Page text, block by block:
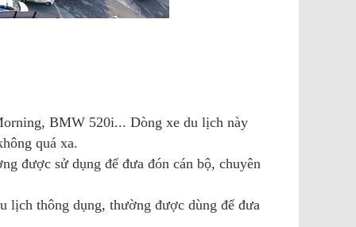
BMW 520i... Dòng xe du lịch này
quá xa.
được sử dụng để đưa đón cán bộ, chuyên
lịch thông dụng, thường được dùng để đưa